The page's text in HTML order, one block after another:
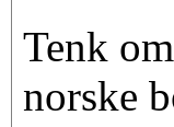
Tenk
norske